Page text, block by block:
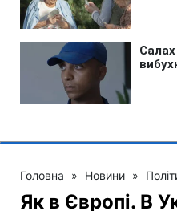
Головна » Новини »
Як в Європі. В